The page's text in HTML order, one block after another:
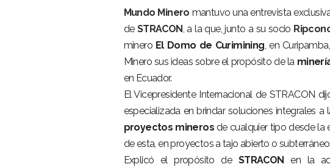
Mundo Minero mantuvo una entrevista
de STRACON, a la que, junto a su socio
minero El Domo de Curimining, en
Minero sus ideas sobre el propósito de la
en Ecuador.
El Vicepresidente Internacional de STRACON
especializada en brindar soluciones integrales a
proyectos minerosde cualquier tipo desde la
de esta, en proyectos a tajo abierto o
Explicó el propósito de STRACON en la